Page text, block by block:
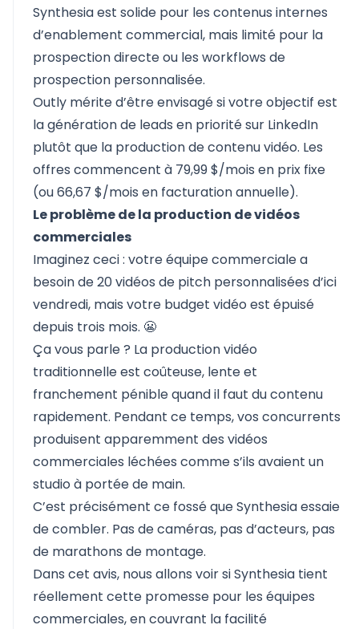
Synthesia est solide pour les contenus internes
d’enablement commercial, mais limité pour la
prospection directe ou les workflows de
prospection personnalisée.
Outly mérite d’être envisagé si votre objectif est
la génération de leads en priorité sur LinkedIn
plutôt que la production de contenu vidéo. Les
offres commencent à 79,99 $/mois en prix fixe
(ou 66,67 $/mois en facturation annuelle).
Le problème de la production de vidéos
commerciales
Imaginez ceci : votre équipe commerciale a
besoin de 20 vidéos de pitch personnalisées d’ici
vendredi, mais votre budget vidéo est épuisé
depuis trois mois. 😬
Ça vous parle ? La production vidéo
traditionnelle est coûteuse, lente et
franchement pénible quand il faut du contenu
rapidement. Pendant ce temps, vos concurrents
produisent apparemment des vidéos
commerciales léchées comme s’ils avaient un
studio à portée de main.
C’est précisément ce fossé queSynthesiaessaie
de combler. Pas de caméras, pas d’acteurs, pas
de marathons de montage.
Dans cet avis, nous allons voir si Synthesia tient
réellement cette promesse pour les équipes
commerciales, en couvrant la facilité